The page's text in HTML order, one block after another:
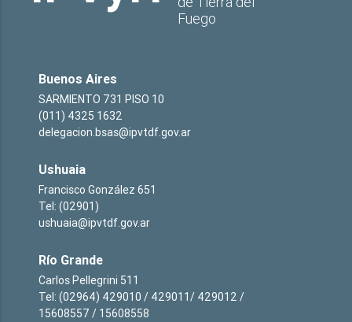
Fuego
Buenos Aires
SARMIENTO 731 PISO 10
(011) 4325 1632
delegacion.bsas@ipvtdf.gov.ar
Ushuaia
Francisco González 651
Tel: (02901)
ushuaia@ipvtdf.gov.ar
Río Grande
Carlos Pellegrini 511
Tel: (02964) 429010 / 429011/ 429012 /
15608557 / 15608558